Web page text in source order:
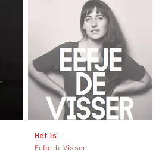
Het Is
Eefje de Visser